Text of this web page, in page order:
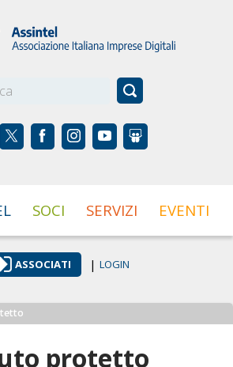
SOCI SERVIZI EVENTI
ASSOCIATI | LOGIN
protetto